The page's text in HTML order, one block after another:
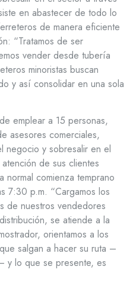
en abastecer de todo lo
de manera eficiente
“Tratamos de ser
vender desde tubería
minoristas buscan
y así consolidar en una sola
emplear a 15 personas,
asesores comerciales,
negocio y sobresalir en el
de sus clientes
normal comienza temprano
7:30 p.m. “Cargamos los
de nuestros vendedores
se atiende a la
orientamos a los
salgan a hacer su ruta –
y lo que se presente, es